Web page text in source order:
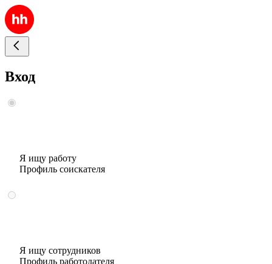
Вход
Я ищу работу
Профиль соискателя
Я ищу сотрудников
Профиль работодателя